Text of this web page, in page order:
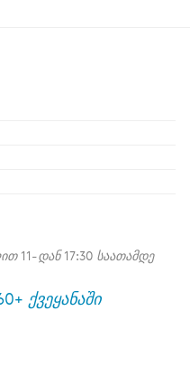
11-დან 17:30 საათამდე
ქვეყანაში